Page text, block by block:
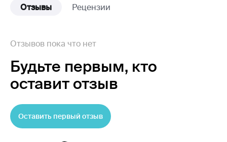
Отзывы Рецензии
Отзывов пока что нет
Будьте первым, кто
оставит отзыв
Оставить первый отзыв